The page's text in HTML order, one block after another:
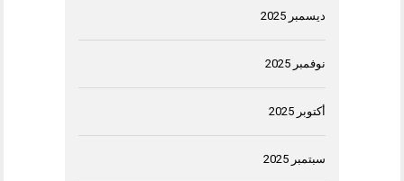
ديسمبر 2025
نوفمبر 2025
أكتوبر 2025
سبتمبر 2025